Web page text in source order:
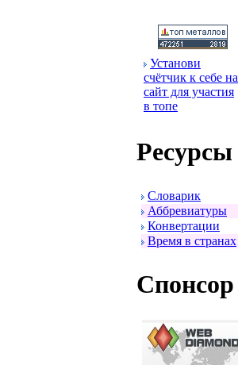
Установи
счётчик к себе на
сайт для участия
в топе
Ресуpсы
Словаpик
Аббpевиатуpы
Конвеpтации
Вpемя в стpанах
Спонсоp